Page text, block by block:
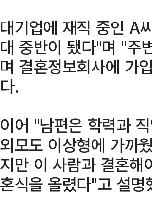
대기업에 재직 중인 A
대 중반이 됐다"며 "주
며 결혼정보회사에 가
다.
이어 "남편은 학력과
외모도 이상형에 가까
지만 이 사람과 결혼
혼식을 올렸다"고 설명